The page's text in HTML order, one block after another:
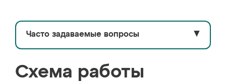
Часто задаваемые вопросы ▼
Схема работы